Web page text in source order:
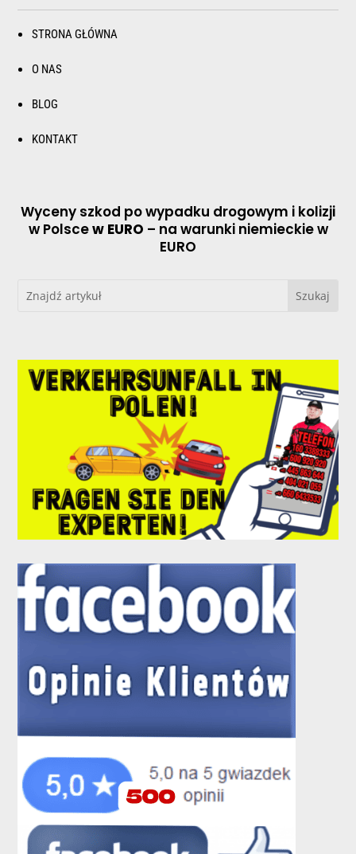
STRONA GŁÓWNA
O NAS
BLOG
KONTAKT
Wyceny szkod po wypadku drogowym i kolizji
w Polscew EURO – na warunki niemieckie w
EURO